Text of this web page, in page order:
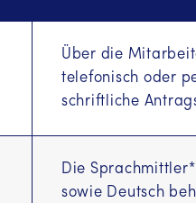
Информације на
CYRL))
Macluumaad ku
ሓበሬታ ብትግርኛ
Информация на
Über die
telefonisch oder
schriftliche
Die
sowie Deutsch